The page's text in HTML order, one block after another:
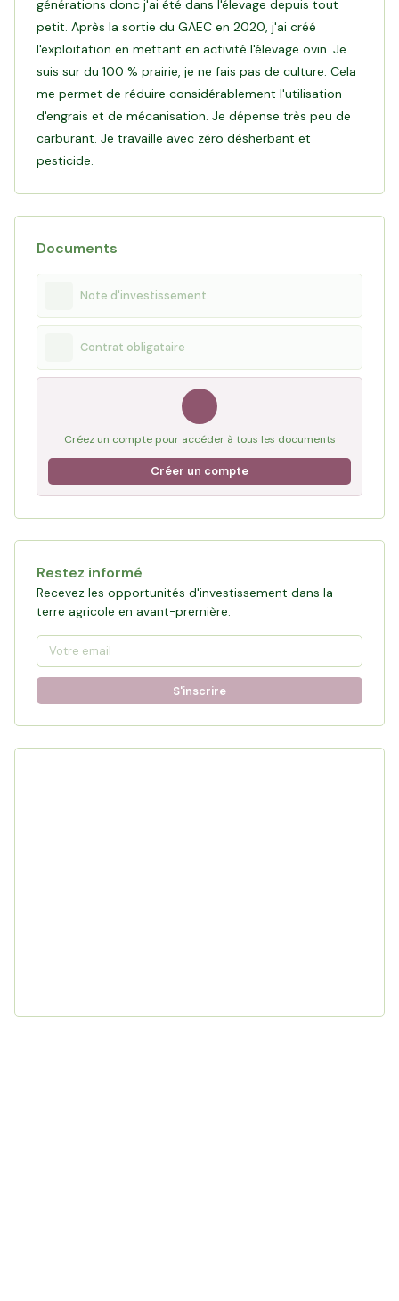
générations donc j'ai été dans l'élevage depuis tout
petit. Après la sortie du GAEC en 2020, j'ai créé
l'exploitation en mettant en activité l'élevage ovin. Je
suis sur du 100 % prairie, je ne fais pas de culture. Cela
me permet de réduire considérablement l'utilisation
d'engrais et de mécanisation. Je dépense très peu de
carburant. Je travaille avec zéro désherbant et
pesticide.
Documents
Note d'investissement
Contrat obligataire
Créez un compte pour accéder à tous les documents
Créer un compte
Restez informé
Recevez les opportunités d'investissement dans la
terre agricole en avant-première.
S'inscrire